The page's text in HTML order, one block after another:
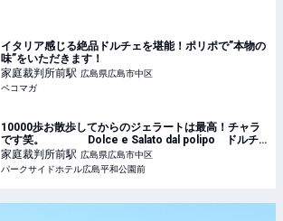
イタリア感じる絶品ドルチェを堪能！ポリポで”本物の
味”をいただきます！
家庭裁判所前駅 広島県広島市中区
ペコマガ
10000歩お散歩してからのジェラートは最高！チャラ
です笑。 Dolce e Salato dal polipo ドルチ
ェ エ サラート ダル ポリポ :: 広島のビジネスホテルな
らパークサイドホテル広島平和公園前
家庭裁判所前駅 広島県広島市中区
パークサイドホテル広島平和公園前